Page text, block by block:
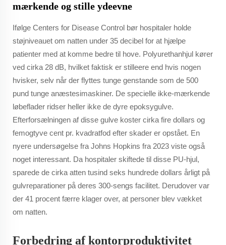
mærkende og stille ydeevne
Ifølge Centers for Disease Control bør hospitaler holde
støjniveauet om natten under 35 decibel for at hjælpe
patienter med at komme bedre til hove. Polyurethanhjul kører
ved cirka 28 dB, hvilket faktisk er stilleere end hvis nogen
hvisker, selv når der flyttes tunge genstande som de 500
pund tunge anæstesimaskiner. De specielle ikke-mærkende
løbeflader ridser heller ikke de dyre epoksygulve.
Efterforsælningen af disse gulve koster cirka fire dollars og
femogtyve cent pr. kvadratfod efter skader er opstået. En
nyere undersøgelse fra Johns Hopkins fra 2023 viste også
noget interessant. Da hospitaler skiftede til disse PU-hjul,
sparede de cirka atten tusind seks hundrede dollars årligt på
gulvreparationer på deres 300-sengs facilitet. Derudover var
der 41 procent færre klager over, at personer blev vækket
om natten.
Forbedring af kontorproduktivitet